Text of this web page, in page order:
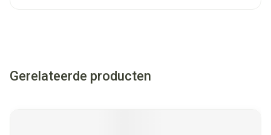
Gerelateerde producten